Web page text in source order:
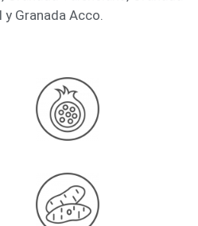
Granada Acco.